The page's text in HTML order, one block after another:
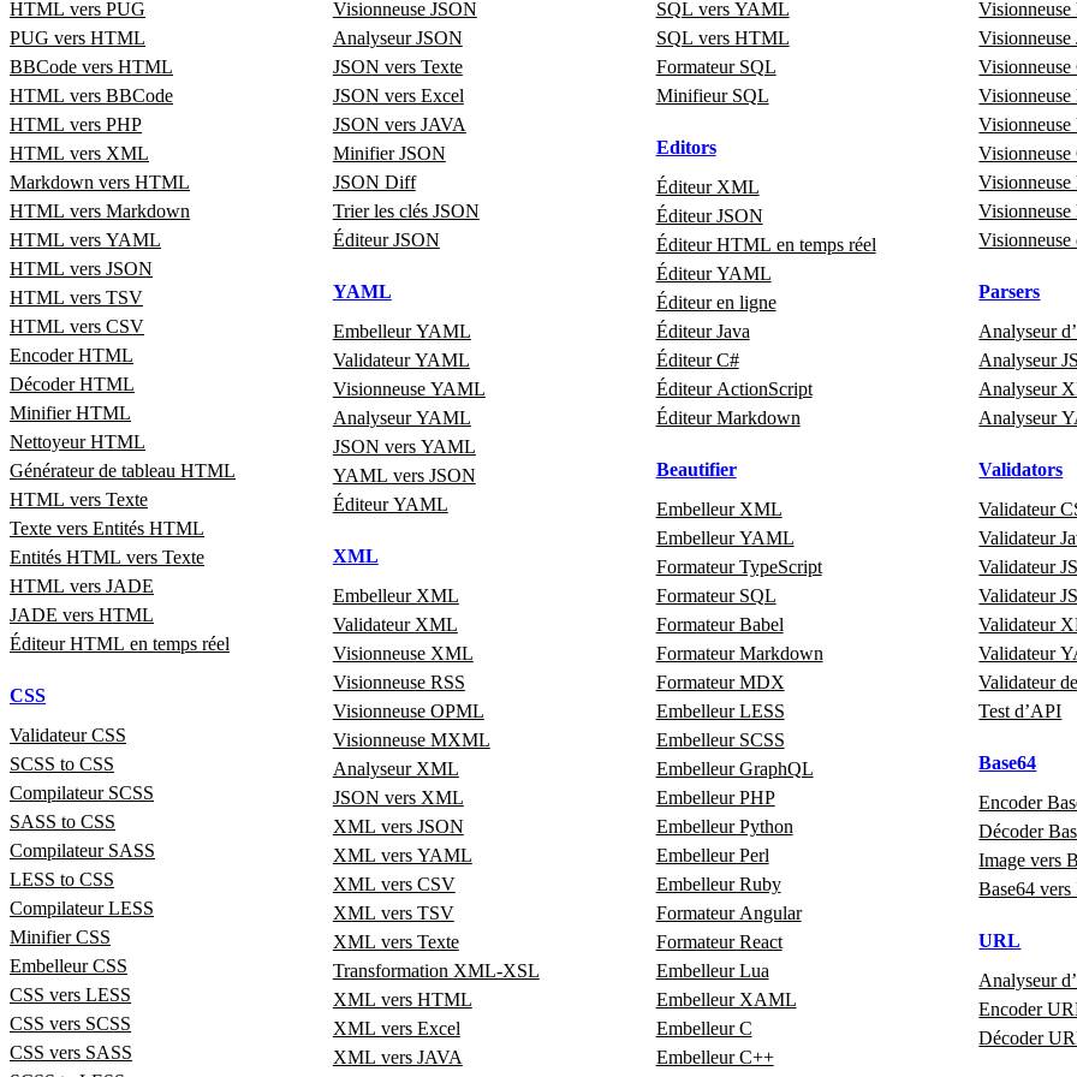
HTML vers PUG
PUG vers HTML
BBCode vers HTML
HTML vers BBCode
HTML vers PHP
HTML vers XML
Markdown vers HTML
HTML vers Markdown
HTML vers YAML
HTML vers JSON
HTML vers TSV
HTML vers CSV
Encoder HTML
Décoder HTML
Minifier HTML
Nettoyeur HTML
Générateur de tableau HTML
HTML vers Texte
Texte vers Entités HTML
Entités HTML vers Texte
HTML vers JADE
JADE vers HTML
Éditeur HTML en temps réel
CSS
Validateur CSS
SCSS to CSS
Compilateur SCSS
SASS to CSS
Compilateur SASS
LESS to CSS
Compilateur LESS
Minifier CSS
Embelleur CSS
CSS vers LESS
CSS vers SCSS
CSS vers SASS
Visionneuse JSON
Analyseur JSON
JSON vers Texte
JSON vers Excel
JSON vers JAVA
Minifier JSON
JSON Diff
Trier les clés JSON
Éditeur JSON
YAML
Embelleur YAML
Validateur YAML
Visionneuse YAML
Analyseur YAML
JSON vers YAML
YAML vers JSON
Éditeur YAML
XML
Embelleur XML
Validateur XML
Visionneuse XML
Visionneuse RSS
Visionneuse OPML
Visionneuse MXML
Analyseur XML
JSON vers XML
XML vers JSON
XML vers YAML
XML vers CSV
XML vers TSV
XML vers Texte
Transformation XML-XSL
XML vers HTML
XML vers Excel
XML vers JAVA
SQL vers YAML
SQL vers HTML
Formateur SQL
Minifieur SQL
Editors
Éditeur XML
Éditeur JSON
Éditeur HTML en temps réel
Éditeur YAML
Éditeur en ligne
Éditeur Java
Éditeur C#
Éditeur ActionScript
Éditeur Markdown
Beautifier
Embelleur XML
Embelleur YAML
Formateur TypeScript
Formateur SQL
Formateur Babel
Formateur Markdown
Formateur MDX
Embelleur LESS
Embelleur SCSS
Embelleur GraphQL
Embelleur PHP
Embelleur Python
Embelleur Perl
Embelleur Ruby
Formateur Angular
Formateur React
Embelleur Lua
Embelleur XAML
Embelleur C
Embelleur C++
Visionneuse
Visionneuse
Visionneuse
Parsers
Analyseur
Analyseur
Analyseur
Analyseur
Validators
Validateur
Validateur
Validateur
Validateur
Validateur
Validateur
Validateur
Test d’API
Base64
Encoder
Décoder
Image vers
Base64 vers
URL
Analyseur
Encoder
Décoder